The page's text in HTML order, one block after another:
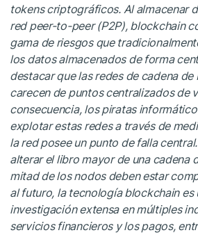
tokens criptográficos. Al almacenar
red peer-to-peer (P2P), blockchain
gama de riesgos que
los datos almacenados de forma
destacar que las redes de cadena de
carecen de puntos centralizados de
consecuencia, los piratas
explotar estas redes a través de
la red posee un punto de falla
alterar el libro mayor de una cadena
mitad de los nodos deben estar
al futuro, la tecnología blockchain es
investigación extensa en múltiples
servicios financieros y los pagos,